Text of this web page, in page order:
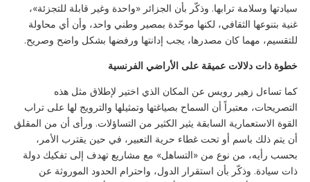
سيادتها وسلامة ترابها. وذكّر بأن الجزائر «واحدة وغير قابلة للتجزئة»،
غنية بتنوعها الثقافي، لكنها موحّدة بمصير وطني واحد، وأن أي محاولة
للتقسيم، مهما كان مصدرها، يجب إدانتها ورفضها بشكل واضح وصريح.
خطوة ذات دلالات عميقة على الأراضي الفرنسية
كما تساءل زهير رويس عن المكان الذي اختير لإطلاق مثل هذه
التصريحات، معتبراً أن السماح بصياغتها وتمثيلها والترويج لها على تراب
القوة الاستعمارية السابقة يثير الكثير من التساؤلات. ورأى أن من المقلق
أن يتم ذلك باسم أو تحت غطاء حرية التعبير، في حين يقترب الأمر،
بحسب رأيه، من نوع من «التساهل» مع مشاريع تهدف إلى تفكيك دولة
ذات سيادة. وذكّر بأن استقرار الدول، واحترام الحدود الموروثة عن